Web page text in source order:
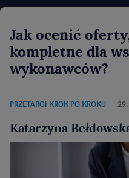
Jak ocenić
kompletne dla
wykonawców?
PRZETARGI KROK PO KROKU
Katarzyna